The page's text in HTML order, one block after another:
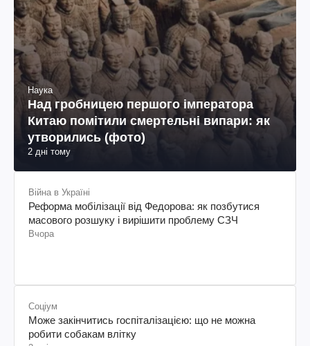
Наука
Над гробницею першого імператора
Китаю помітили смертельні випари: як
утворились (фото)
2 дні тому
Війна в Україні
Реформа мобілізації від Федорова: як позбутися
масового розшуку і вирішити проблему СЗЧ
Вчора
Соціум
Може закінчитись госпіталізацією: що не можна
робити собакам влітку